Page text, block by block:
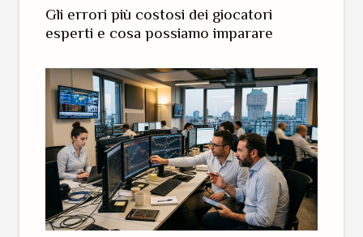
Gli errori più costosi dei giocatori
esperti e cosa possiamo imparare